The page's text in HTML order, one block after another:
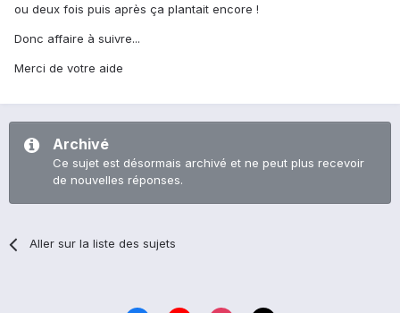
ou deux fois puis après ça plantait encore !
Donc affaire à suivre...
Merci de votre aide
Archivé
Ce sujet est désormais archivé et ne peut plus recevoir
de nouvelles réponses.
Aller sur la liste des sujets